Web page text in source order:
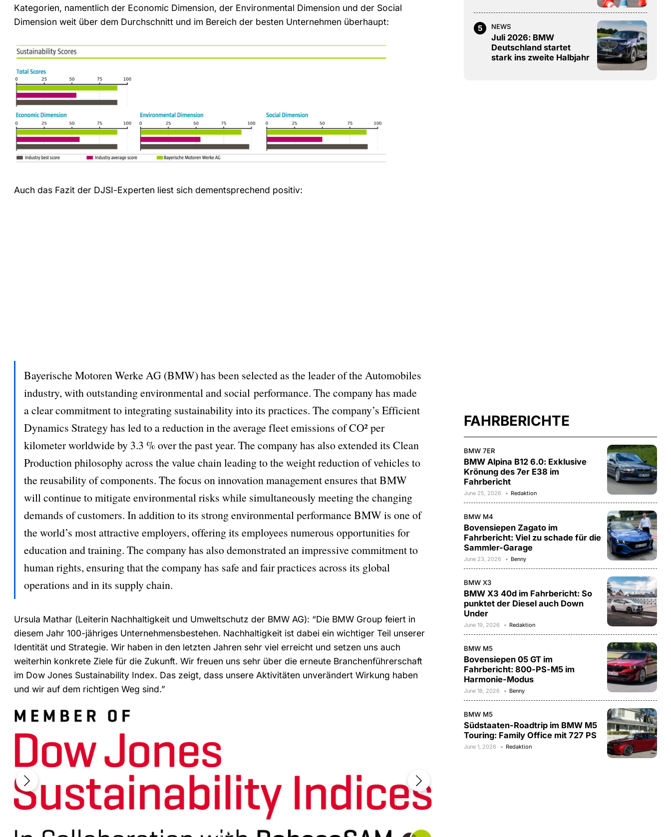
Kategorien, namentlich der Economic Dimension, der Environmental Dimension und der Social
Dimension weit über dem Durchschnitt und im Bereich der besten Unternehmen überhaupt:
Auch das Fazit der DJSI-Experten liest sich dementsprechend positiv:
Bayerische Motoren Werke AG (BMW) has been selected as the leader of the Automobiles
industry, with outstanding environmental and social performance. The company has made
a clear commitment to integrating sustainability into its practices. The company’s Efficient
Dynamics Strategy has led to a reduction in the average fleet emissions of CO² per
kilometer worldwide by 3.3 % over the past year. The company has also extended its Clean
Production philosophy across the value chain leading to the weight reduction of vehicles to
the reusability of components. The focus on innovation management ensures that BMW
will continue to mitigate environmental risks while simultaneously meeting the changing
demands of customers. In addition to its strong environmental performance BMW is one of
the world’s most attractive employers, offering its employees numerous opportunities for
education and training. The company has also demonstrated an impressive commitment to
human rights, ensuring that the company has safe and fair practices across its global
operations and in its supply chain.
Ursula Mathar (Leiterin Nachhaltigkeit und Umweltschutz der BMW AG): “Die BMW Group feiert in
diesem Jahr 100-jähriges Unternehmensbestehen. Nachhaltigkeit ist dabei ein wichtiger Teil unserer
Identität und Strategie. Wir haben in den letzten Jahren sehr viel erreicht und setzen uns auch
weiterhin konkrete Ziele für die Zukunft. Wir freuen uns sehr über die erneute Branchenführerschaft
im Dow Jones Sustainability Index. Das zeigt, dass unsere Aktivitäten unverändert Wirkung haben
und wir auf dem richtigen Weg sind.”
1/3
5 NEWS
Juli 2026: BMW
Deutschland startet
stark ins zweite Halbjahr
FAHRBERICHTE
BMW 7ER
BMW Alpina B12 6.0: Exklusive
Krönung des 7er E38 im
Fahrbericht
June 25, 2026 Redaktion
BMW M4
Bovensiepen Zagato im
Fahrbericht: Viel zu schade für die
Sammler-Garage
June 23, 2026 Benny
BMW X3
BMW X3 40d im Fahrbericht: So
punktet der Diesel auch Down
Under
June 19, 2026 Redaktion
BMW M5
Bovensiepen 05 GT im
Fahrbericht: 800-PS-M5 im
Harmonie-Modus
June 18, 2026 Benny
BMW M5
Südstaaten-Roadtrip im BMW M5
Touring: Family Office mit 727 PS
June 1, 2026 Redaktion